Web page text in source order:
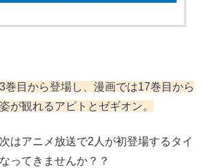
巻目から登場し、漫画では17巻目から
が観れるアピトとゼギオン。
はアニメ放送で2人が初登場するタイ
ってきませんか？？